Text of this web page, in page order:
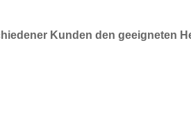
Kunden den geeigneten